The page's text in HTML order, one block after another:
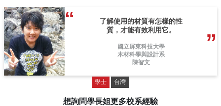
了解使用的材質有怎樣的性
質，才能有效利用它。
國立屏東科技大學
木材科學與設計系
陳智文
學士 台灣
想詢問學長姐更多校系經驗